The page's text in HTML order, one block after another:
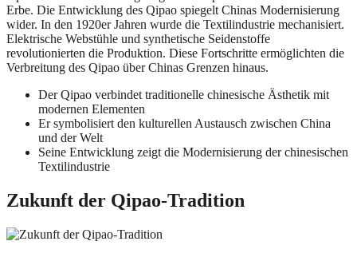
Erbe. Die Entwicklung des Qipao spiegelt Chinas Modernisierung
wider. In den 1920er Jahren wurde die Textilindustrie mechanisiert.
Elektrische Webstühle und synthetische Seidenstoffe
revolutionierten die Produktion. Diese Fortschritte ermöglichten die
Verbreitung des Qipao über Chinas Grenzen hinaus.
Der Qipao verbindet traditionelle chinesische Ästhetik mit
modernen Elementen
Er symbolisiert den kulturellen Austausch zwischen China
und der Welt
Seine Entwicklung zeigt die Modernisierung der chinesischen
Textilindustrie
Zukunft der Qipao-Tradition